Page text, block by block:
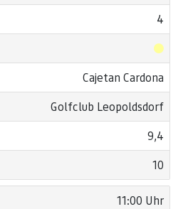
4
Cajetan Cardona
Golfclub Leopoldsdorf
9,4
10
11:00 Uhr